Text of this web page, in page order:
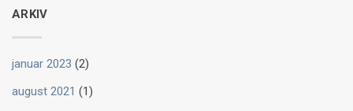
ARKIV
januar 2023 (2)
august 2021 (1)